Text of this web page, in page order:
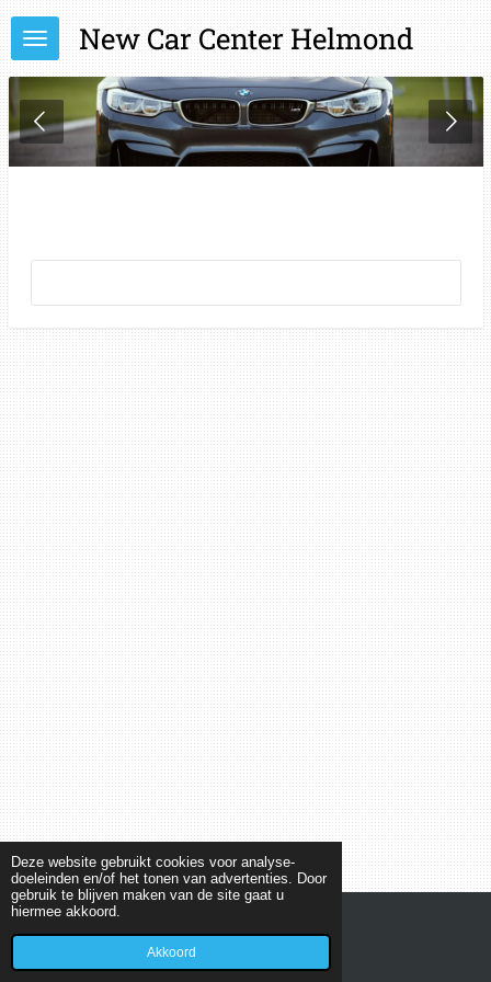
Deze website gebruikt cookies voor analyse-
doeleinden en/of het tonen van advertenties. Door
gebruik te blijven maken van de site gaat u
hiermee akkoord.
Akkoord
Ga
direct
naar
de
hoofdinhoud
New Car Center Helmond